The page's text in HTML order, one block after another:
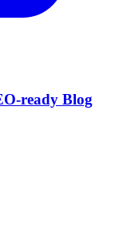
ready Blog